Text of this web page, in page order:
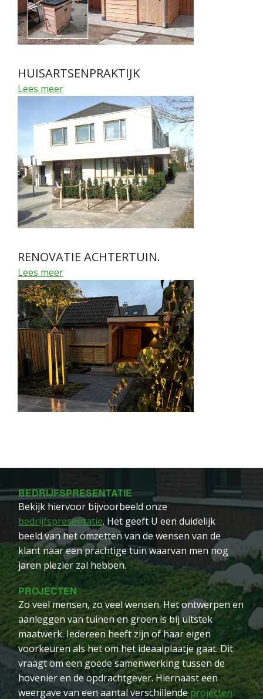
HUISARTSENPRAKTIJK
Lees meer
RENOVATIE ACHTERTUIN.
Lees meer
BEDRIJFSPRESENTATIE
Bekijk hiervoor bijvoorbeeld onze
bedrijfspresentatie. Het geeft U een duidelijk
beeld van het omzetten van de wensen van de
klant naar een prachtige tuin waarvan men nog
jaren plezier zal hebben.
PROJECTEN
Zo veel mensen, zo veel wensen. Het ontwerpen en
aanleggen van tuinen en groen is bij uitstek
maatwerk. Iedereen heeft zijn of haar eigen
voorkeuren als het om het ideaalplaatje gaat. Dit
vraagt om een goede samenwerking tussen de
hovenier en de opdrachtgever. Hiernaast een
weergave van een aantal verschillendeprojecten